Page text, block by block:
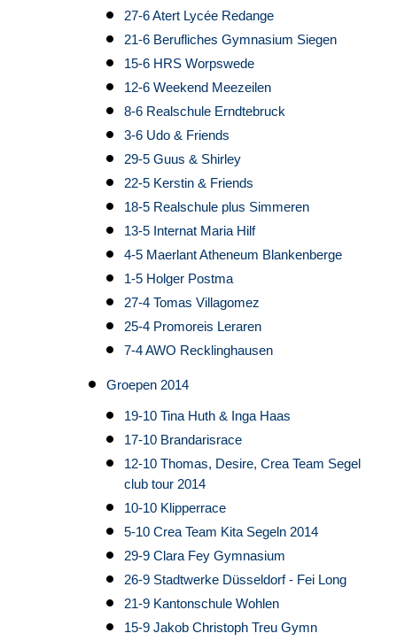
27-6 Atert Lycée Redange
21-6 Berufliches Gymnasium Siegen
15-6 HRS Worpswede
12-6 Weekend Meezeilen
8-6 Realschule Erndtebruck
3-6 Udo & Friends
29-5 Guus & Shirley
22-5 Kerstin & Friends
18-5 Realschule plus Simmeren
13-5 Internat Maria Hilf
4-5 Maerlant Atheneum Blankenberge
1-5 Holger Postma
27-4 Tomas Villagomez
25-4 Promoreis Leraren
7-4 AWO Recklinghausen
Groepen 2014
19-10 Tina Huth & Inga Haas
17-10 Brandarisrace
12-10 Thomas, Desire, Crea Team Segel
club tour 2014
10-10 Klipperrace
5-10 Crea Team Kita Segeln 2014
29-9 Clara Fey Gymnasium
26-9 Stadtwerke Düsseldorf - Fei Long
21-9 Kantonschule Wohlen
15-9 Jakob Christoph Treu Gymn